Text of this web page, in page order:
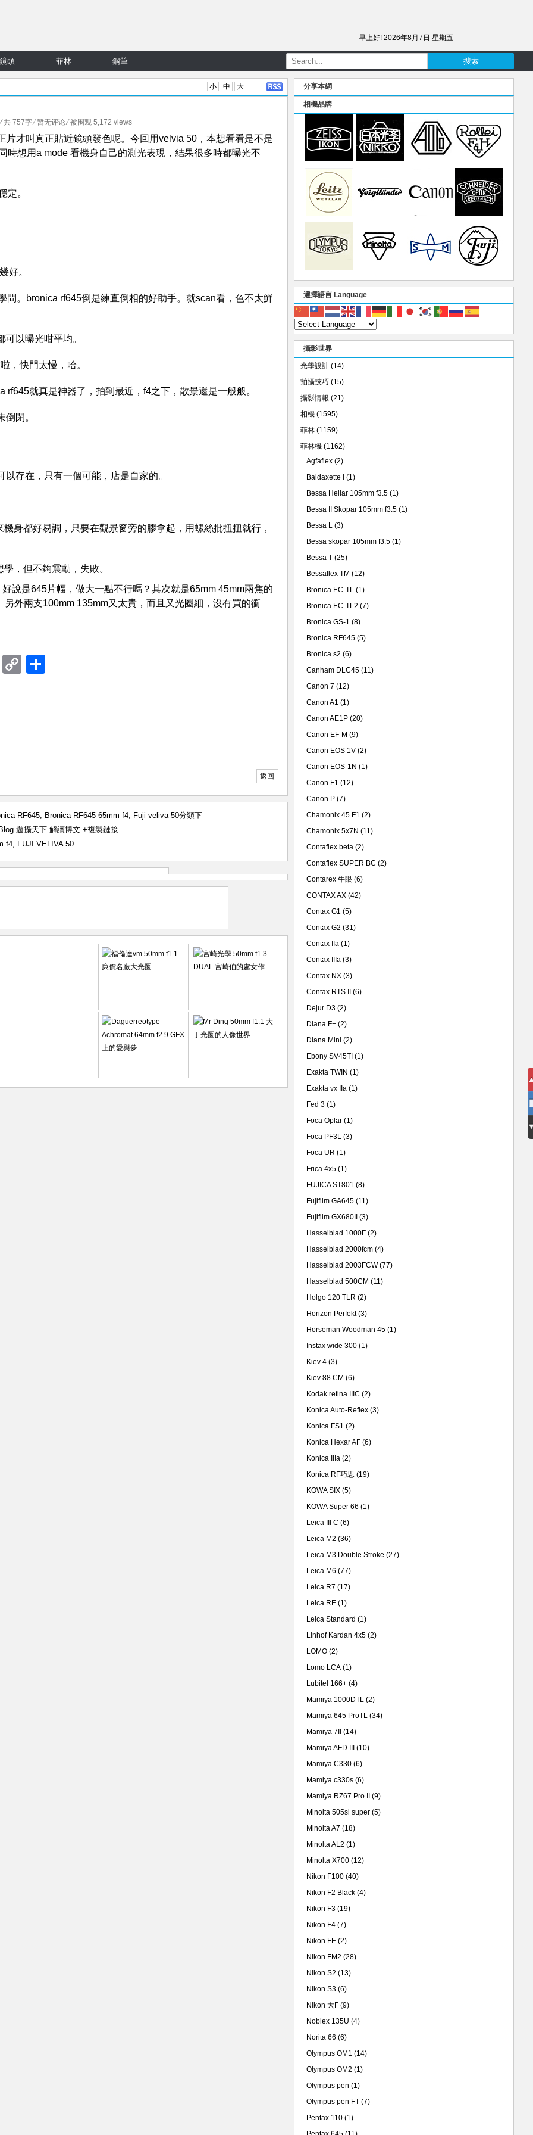
早上好! 2026年8月7日 星期五
鏡頭 菲林 鋼筆
小 中 大
⁄ 共 757字⁄暂无评论⁄ 被围观 5,172 views+
才叫真正貼近鏡頭發色呢。今回用velvia 50，本想看看是不是
想用a mode 看機身自己的測光表現，結果很多時都曝光不
定。
好。
。bronica rf645倒是練直倒相的好助手。就scan看，色不太鮮
以曝光咁平均。
，快門太慢，哈。
就真是神器了，拍到最近，f4之下，散景還是一般般。
閉。
存在，只有一個可能，店是自家的。
身都好易調，只要在觀景窗旁的膠拿起，用螺絲批扭扭就行，
，但不夠震動，失敗。
說是645片幅，做大一點不行嗎？其次就是65mm 45mm兩焦的
外兩支100mm 135mm又太貴，而且又光圈細，沒有買的衝
Douban
Copy
返回
RF645, Bronica RF645 65mm f4, Fuji veliva 50分類下
遊攝天下 解讀博文 +複製鏈接
f4, FUJI VELIVA 50
分享本網
相機品牌
選擇語言 Language
攝影世界
光學設計 (14)
拍攝技巧 (15)
攝影情報 (21)
相機 (1595)
菲林 (1159)
菲林機 (1162)
Agfaflex (2)
Baldaxette I
(1)
Bessa Heliar 105mm f3.5 (1)
Bessa II Skopar 105mm f3.5 (1)
Bessa L (3)
Bessa skopar 105mm f3.5 (1)
Bessa T (25)
Bessaflex TM (12)
Bronica EC-TL (1)
Bronica EC-TL2 (7)
Bronica GS-1 (8)
Bronica RF645 (5)
Bronica s2 (6)
Canham DLC45 (11)
Canon 7 (12)
Canon A1 (1)
Canon AE1P (20)
Canon EF-M (9)
Canon EOS 1V (2)
Canon EOS-1N (1)
Canon F1 (12)
Canon P (7)
Chamonix 45 F1 (2)
Chamonix 5x7N (11)
Contaflex beta (2)
Contaflex SUPER BC (2)
Contarex 牛眼 (6)
CONTAX AX (42)
Contax G1 (5)
Contax G2 (31)
Contax IIa (1)
Contax IIIa (3)
Contax NX (3)
Contax RTS II
(6)
Dejur D3 (2)
Diana F+ (2)
Diana Mini (2)
Ebony SV45TI (1)
Exakta TWIN (1)
Exakta vx IIa (1)
Fed 3 (1)
Foca Oplar (1)
Foca PF3L (3)
Foca UR (1)
Frica 4x5 (1)
FUJICA ST801 (8)
Fujifilm GA645 (11)
Fujifilm GX680II
(3)
Hasselblad 1000F (2)
Hasselblad 2000fcm (4)
Hasselblad 2003FCW(77)
Hasselblad 500CM (11)
Holgo 120 TLR (2)
Horizon Perfekt(3)
Horseman Woodman 45 (1)
Instax wide 300 (1)
Kiev 4 (3)
Kiev 88 CM (6)
Kodak retina IIIC (2)
Konica Auto-Reflex (3)
Konica FS1 (2)
Konica Hexar AF (6)
Konica IIIa (2)
Konica RF巧思 (19)
KOWA SIX (5)
KOWA Super 66 (1)
Leica III C (6)
Leica M2 (36)
Leica M3 Double Stroke (27)
Leica M6 (77)
Leica R7 (17)
Leica RE (1)
Leica Standard (1)
Linhof Kardan 4x5 (2)
LOMO (2)
Lomo LCA (1)
Lubitel 166+ (4)
Mamiya 1000DTL (2)
Mamiya 645 ProTL (34)
Mamiya 7II
(14)
Mamiya AFD III
(10)
Mamiya C330 (6)
Mamiya c330s (6)
Mamiya RZ67 Pro II
(9)
Minolta 505si super (5)
Minolta A7 (18)
Minolta AL2 (1)
Minolta X700 (12)
Nikon F100 (40)
Nikon F2 Black (4)
Nikon F3 (19)
Nikon F4 (7)
Nikon FE (2)
Nikon FM2 (28)
Nikon S2 (13)
Nikon S3 (6)
Nikon 大F (9)
Noblex 135U (4)
Norita 66 (6)
Olympus OM1 (14)
Olympus OM2 (1)
Olympus pen (1)
Olympus pen FT (7)
Pentax 110 (1)